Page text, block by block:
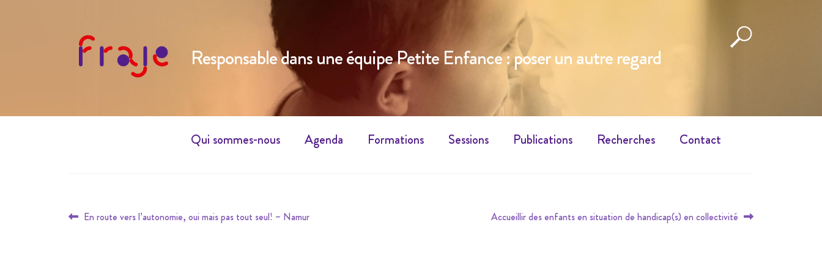
Responsable dans une équipe Petite Enfance : poser un autre regard
Qui sommes-nous Agenda Formations Sessions Publications Recherches Contact
Navigation
Article
En route vers l’autonomie, oui mais pas tout seul! – Namur
Article
Accueillir des enfants en situation de handicap(s) en collectivité